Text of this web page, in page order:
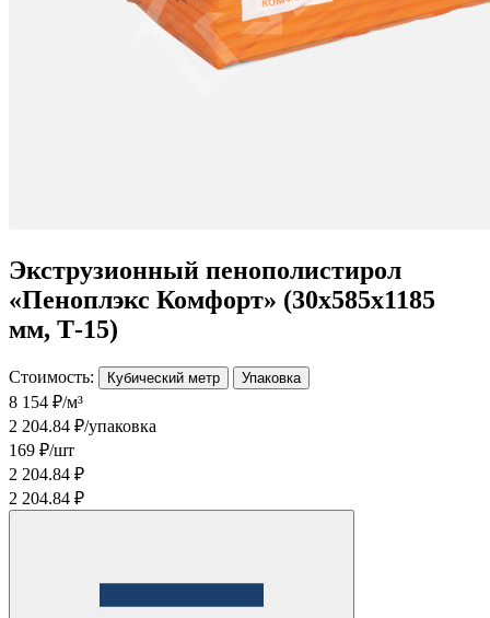
Экструзионный пенополистирол
«Пеноплэкс Комфорт» (30х585х1185
мм, Т-15)
Стоимость: Кубический метр Упаковка
8 154 ₽/м³
2 204.84 ₽/упаковка
169 ₽/шт
2 204.84 ₽
2 204.84 ₽